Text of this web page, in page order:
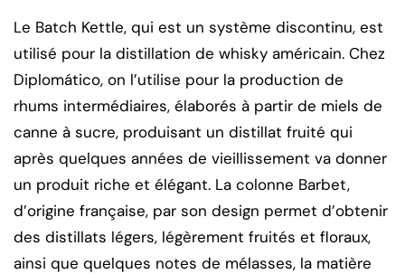
Le Batch Kettle, qui est un système discontinu, est
utilisé pour la distillation de whisky américain. Chez
Diplomático, on l’utilise pour la production de
rhums intermédiaires, élaborés à partir de miels de
canne à sucre, produisant un distillat fruité qui
après quelques années de vieillissement va donner
un produit riche et élégant. La colonne Barbet,
d’origine française, par son design permet d’obtenir
des distillats légers, légèrement fruités et floraux,
ainsi que quelques notes de mélasses, la matière